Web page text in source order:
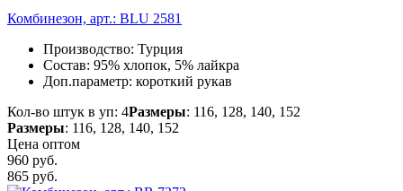
Комбинезон, арт.: BLU 2581
Производство: Турция
Состав: 95% хлопок, 5% лайкра
Доп.параметр: короткий рукав
Кол-во штук в уп: 4Размеры: 116, 128, 140, 152
Размеры: 116, 128, 140, 152
Цена оптом
960 руб.
865 руб.